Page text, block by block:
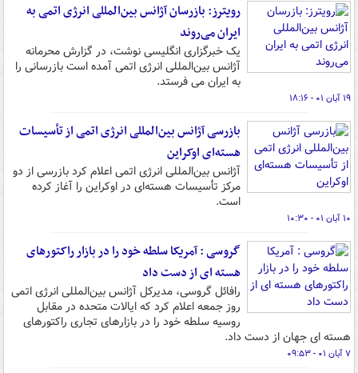
رویترز: بازرسان آژانس بین‌المللی انرژی اتمی به
ایران می‌روند
یک خبرگزاری انگلیسی نوشت، در گزارش محرمانه
آژانس بین‌المللی انرژی اتمی آمده است بازرسانی را
به ایران می فرستد.
۱۹ آبان ۰۱ - ۱۸:۱۶
بازرسی آژانس بین‌المللی انرژی اتمی از تأسیسات
هسته‌ای اوکراین
آژانس بین‌المللی انرژی اتمی اعلام کرد بازرسی از دو
مرکز تأسیسات هسته‌ای در اوکراین را آغاز کرده
است.
۱۰ آبان ۰۱ - ۱۰:۳۰
گروسی : آمریکا سلطه خود را در بازار راکتورهای
هسته ای از دست داد
رافائل گروسی، مدیرکل آژانس بین‌المللی انرژی اتمی
روز جمعه اعلام کرد که ایالات متحده در مقابل
روسیه سلطه خود را در بازارهای تجاری راکتورهای
هسته ای جهان از دست داد.
۷ آبان ۰۱ - ۰۹:۵۳